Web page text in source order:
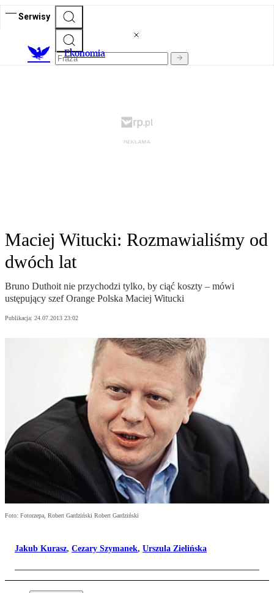
Serwisy
Ekonomia
Maciej Witucki: Rozmawialiśmy od
dwóch lat
Bruno Duthoit nie przychodzi tylko, by ciąć koszty – mówi
ustępujący szef Orange Polska Maciej Witucki
Publikacja: 24.07.2013 23:02
Foto: Fotorzepa, Robert Gardziński Robert Gardziński
Jakub Kurasz, Cezary Szymanek, Urszula Zielińska